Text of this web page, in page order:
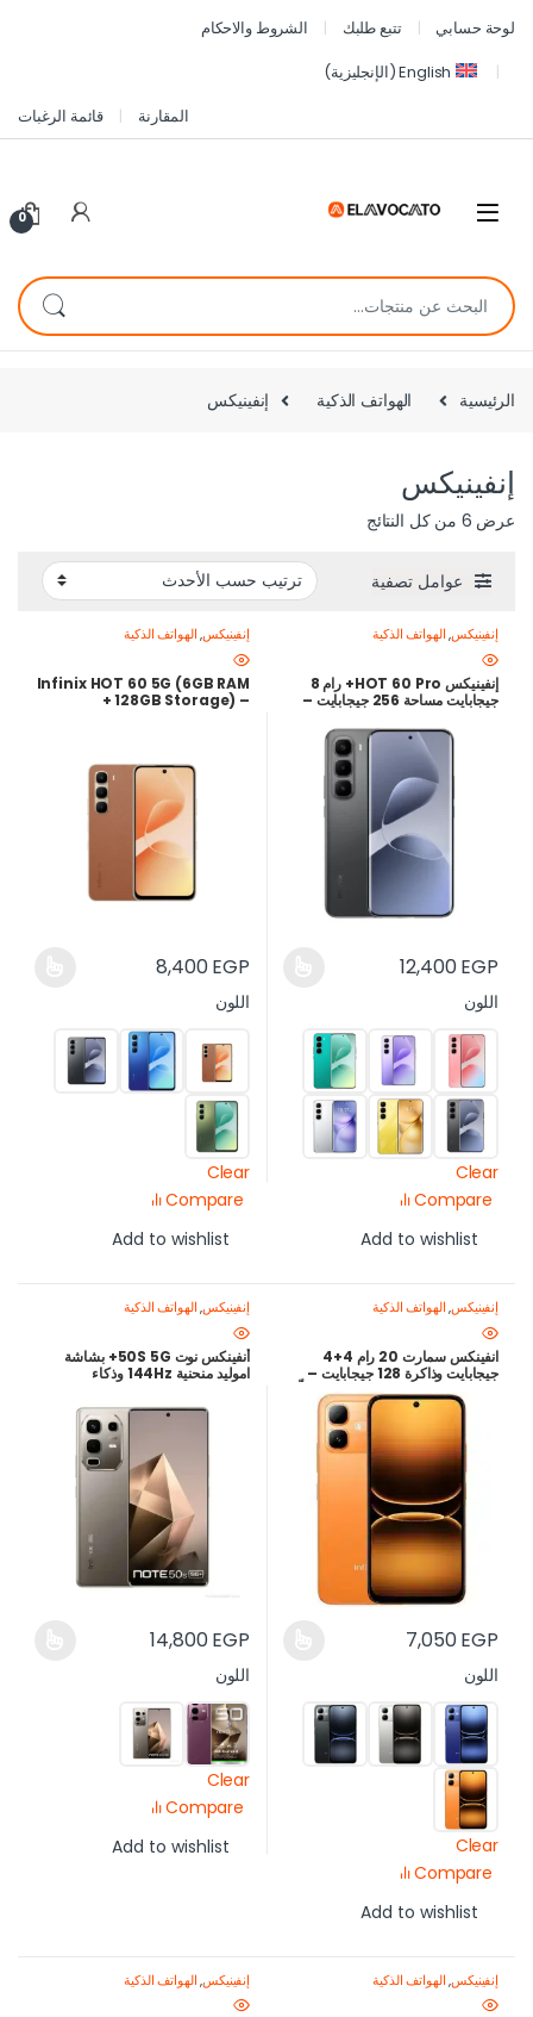
لوحة حسابي تتبع طلبك
الشروط والاحكام
English
(الإنجليزية)
المقارنة
قائمة الرغبات
0
الرئيسية الهواتف الذكية إنفينيكس
إنفينيكس
عرض ⁦6⁩ من كل النتائج
عوامل تصفية
إنفينيكس,الهواتف الذكية
إنفينيكس HOT 60 Pro+ رام 8
جيجابايت مساحة 256 جيجابايت –
سوني 50 ميجابكسل – ضمان محلي
12,400EGP
اللون
Clear
Compare
Add to wishlist
إنفينيكس,الهواتف الذكية
Infinix HOT 60 5G (6GB RAM
+ 128GB Storage) –
Warranty
8,400EGP
اللون
Clear
Compare
Add to wishlist
إنفينيكس,الهواتف الذكية
انفينكس سمارت 20 رام 4+4
جيجابايت وذاكرة 128 جيجابايت –
أمبير – أفضل سعر في مصر بضمان
7,050EGP
اللون
Clear
Compare
Add to wishlist
إنفينيكس,الهواتف الذكية
أنفينكس نوت 50S 5G+ بشاشة
اموليد منحنية 144Hz وذكاء
14,800EGP
اللون
Clear
Compare
Add to wishlist
إنفينيكس,الهواتف الذكية إنفينيكس,الهواتف الذكية